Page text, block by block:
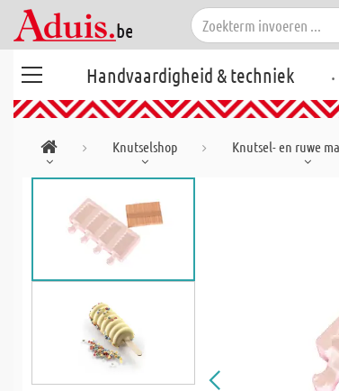
Handvaardigheid & techniek .
Knutselshop Knutsel- en ruwe